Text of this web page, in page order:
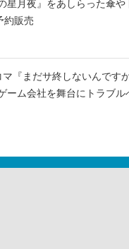
星月夜』をあしらった傘
約販売
『まだサ終しないんです
ーム会社を舞台にトラブル